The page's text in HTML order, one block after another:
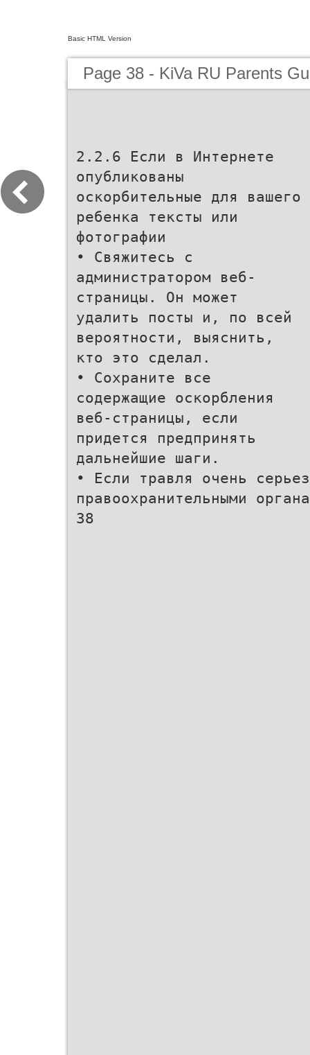
Basic HTML Version
Page 38 - KiVa RU Parents
2.2.6 Если в Интернете
опубликованы
оскорбительные для вашего
ребенка тексты или
фотографии
• Свяжитесь с
администратором веб-
страницы. Он может
удалить посты и, по всей
вероятности, выяснить,
кто это сделал.
• Сохраните все
содержащие оскорбления
веб-страницы, если
придется предпринять
дальнейшие шаги.
• Если травля очень
правоохранительными
38